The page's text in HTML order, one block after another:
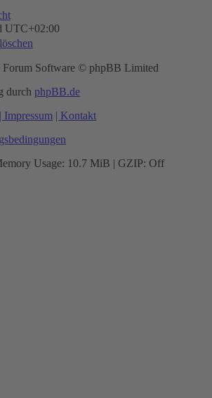
UTC+02:00
Software © phpBB Limited
durch phpBB.de
| Impressum | Kontakt
Usage: 10.7 MiB | GZIP: Off